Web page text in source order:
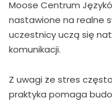
Moose Centrum
nastawione na realne
uczestnicy uczą się
komunikacji.
Z uwagi że stres
praktyka pomaga